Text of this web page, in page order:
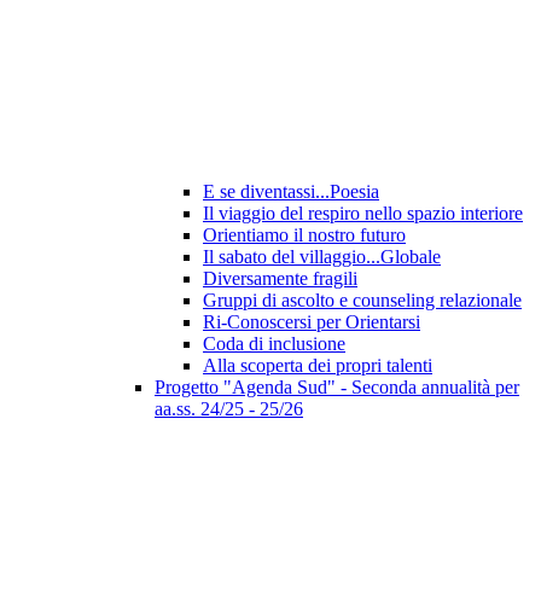
E se diventassi...Poesia
Il viaggio del respiro nello spazio interiore
Orientiamo il nostro futuro
Il sabato del villaggio...Globale
Diversamente fragili
Gruppi di ascolto e counseling relazionale
Ri-Conoscersi per Orientarsi
Coda di inclusione
Alla scoperta dei propri talenti
Progetto "Agenda Sud" - Seconda annualità per
aa.ss. 24/25 - 25/26